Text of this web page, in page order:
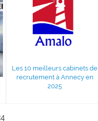
Les 10 meilleurs cabinets de
recrutement à Annecy en
2025